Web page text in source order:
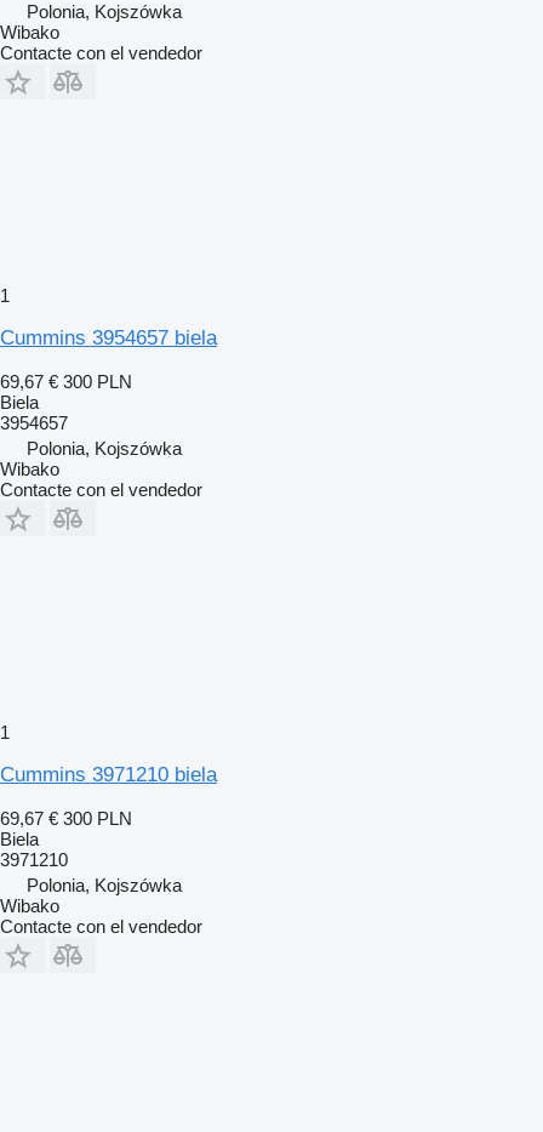
Polonia, Kojszówka
Wibako
Contacte con el vendedor
1
Cummins 3954657 biela
69,67 € 300 PLN
Biela
3954657
Polonia, Kojszówka
Wibako
Contacte con el vendedor
1
Cummins 3971210 biela
69,67 € 300 PLN
Biela
3971210
Polonia, Kojszówka
Wibako
Contacte con el vendedor